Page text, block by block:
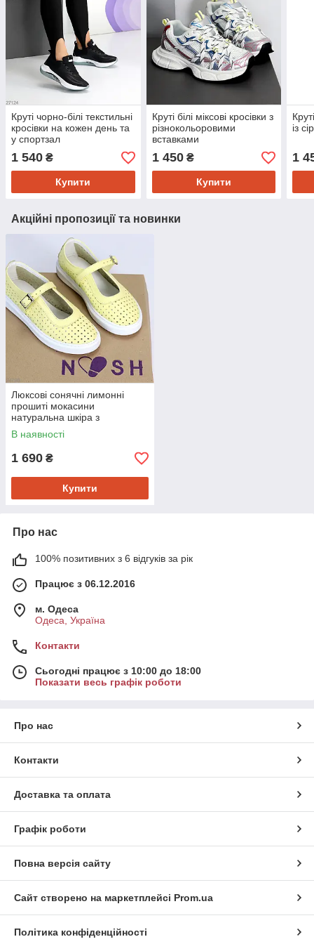
Круті чорно-білі текстильні
кросівки на кожен день та
у спортзал
1 540 ₴
Купити
Круті білі міксові кросівки з
різнокольоровими
вставками
1 450₴
Купити
із
1
Акційні пропозиції та новинки
Люксові сонячні лимонні
прошиті мокасини
натуральна шкіра з
перфорацією 39
В наявності
1 690 ₴
Купити
Про нас
100% позитивних з 6 відгуків за рік
Працює з 06.12.2016
м. Одеса
Одеса, Україна
Контакти
Сьогодні працює з 10:00 до 18:00
Показати весь графік роботи
Про нас
Контакти
Доставка та оплата
Графік роботи
Повна версія сайту
Сайт створено на маркетплейсі Prom.ua
Політика конфіденційності